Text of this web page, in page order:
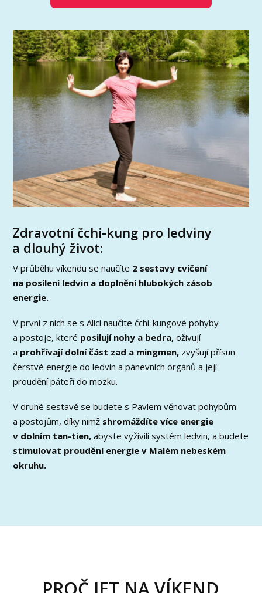
Zdravotní čchi-kung pro ledviny
a dlouhý život:
V průběhu víkendu se naučíte 2 sestavy cvičení
na posílení ledvin a doplnění hlubokých zásob
energie.
V první z nich se s Alicí naučíte čchi-kungové pohyby
a postoje, které posilují nohy a bedra, oživují
a prohřívají dolní část zad a mingmen, zvyšují přísun
čerstvé energie do ledvin a pánevních orgánů a její
proudění páteří do mozku.
V druhé sestavě se budete s Pavlem věnovat pohybům
a postojům, díky nimž shromáždíte více energie
v dolním tan-tien, abyste vyživili systém ledvin, a budete
stimulovat proudění energie v Malém nebeském
okruhu.